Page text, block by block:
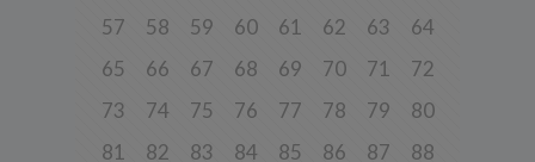
57
58 59 60 61 62 63
64
65
66 67 68 69 70 71
72
73
74 75 76 77 78 79
80
81
82 83 84 85 86 87
88
skontaktować się z nami: